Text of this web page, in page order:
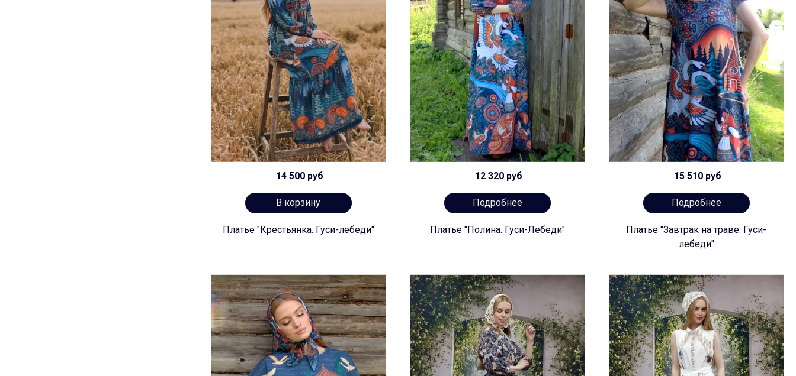
14 500 руб
В корзину
Платье "Крестьянка. Гуси-лебеди"
12 320 руб
Подробнее
Платье "Полина. Гуси-Лебеди"
15 510 руб
Подробнее
Платье "Завтрак на траве. Гуси-
лебеди"